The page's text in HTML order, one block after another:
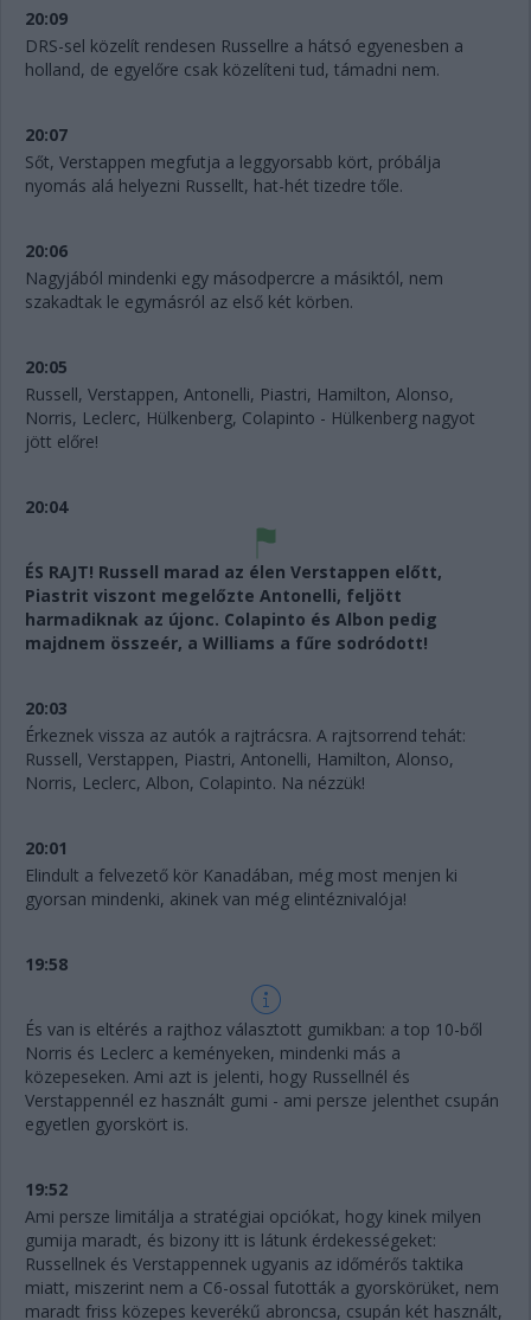
20:09
DRS-sel közelít rendesen Russellre a hátsó egyenesben a
holland, de egyelőre csak közelíteni tud, támadni nem.
20:07
Sőt, Verstappen megfutja a leggyorsabb kört, próbálja
nyomás alá helyezni Russellt, hat-hét tizedre tőle.
20:06
Nagyjából mindenki egy másodpercre a másiktól, nem
szakadtak le egymásról az első két körben.
20:05
Russell, Verstappen, Antonelli, Piastri, Hamilton, Alonso,
Norris, Leclerc, Hülkenberg, Colapinto - Hülkenberg nagyot
jött előre!
20:04
ÉS RAJT! Russell marad az élen Verstappen előtt,
Piastrit viszont megelőzte Antonelli, feljött
harmadiknak az újonc. Colapinto és Albon pedig
majdnem összeér, a Williams a fűre sodródott!
20:03
Érkeznek vissza az autók a rajtrácsra. A rajtsorrend tehát:
Russell, Verstappen, Piastri, Antonelli, Hamilton, Alonso,
Norris, Leclerc, Albon, Colapinto. Na nézzük!
20:01
Elindult a felvezető kör Kanadában, még most menjen ki
gyorsan mindenki, akinek van még elintéznivalója!
19:58
És van is eltérés a rajthoz választott gumikban: a top 10-ből
Norris és Leclerc a keményeken, mindenki más a
közepeseken. Ami azt is jelenti, hogy Russellnél és
Verstappennél ez használt gumi - ami persze jelenthet csupán
egyetlen gyorskört is.
19:52
Ami persze limitálja a stratégiai opciókat, hogy kinek milyen
gumija maradt, és bizony itt is látunk érdekességeket:
Russellnek és Verstappennek ugyanis az időmérős taktika
miatt, miszerint nem a C6-ossal futották a gyorskörüket, nem
maradt friss közepes keverékű abroncsa, csupán két használt,